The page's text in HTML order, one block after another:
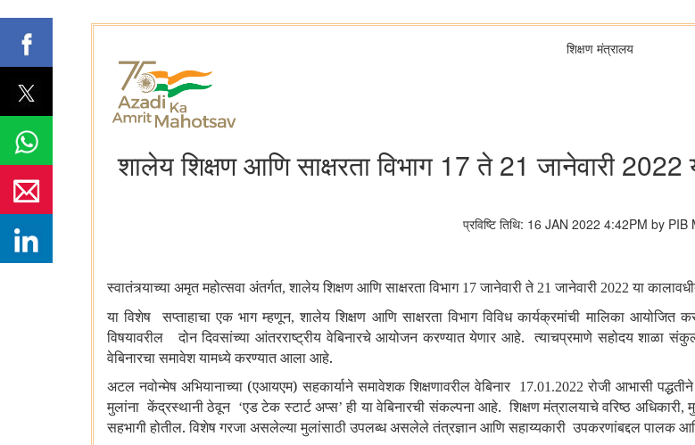
शिक्षण मंत्रालय
शालेय शिक्षण आणि साक्षरता विभाग 17 ते 21 जानेवारी
प्रविष्टि तिथि: 16 JAN 2022 4:42PM by
स्वातंत्र्याच्या अमृत महोत्सवा अंतर्गत,शालेय शिक्षण आणि साक्षरता विभाग 17जानेवारी ते21 जानेवारी 2022या
या विशेष सप्ताहाचा एक भाग म्हणून,शालेय शिक्षण आणि साक्षरता विभाग विविध कार्यक्रमांची मालिका आयोजित
विषयावरील दोन दिवसांच्या आंतरराष्ट्रीय वेबिनारचे आयोजन करण्‍यात येणार आहे. त्याचप्रमाणे सहोदय शाळा
वेबिनारचा समावेश यामध्‍ये करण्‍यात आला आहे.
अटल नवोन्मेष अभियानाच्या (एआयएम) सहकार्याने समावेशक शिक्षणावरील वेबिनार
17.01.2022रोजी आभासी
मुलांना केंद्रस्थानी ठेवून ‘एड टेक स्टार्ट अप्स’ही या वेबिनारची संकल्पना आहे. शिक्षण मंत्रालयाचे वरिष्ठ अधिकारी,
सहभागी होतील. विशेष गरजा असलेल्या मुलांसाठी उपलब्ध असलेले तंत्रज्ञान आणि सहाय्यकारी उपकरणांबद्दल पालक